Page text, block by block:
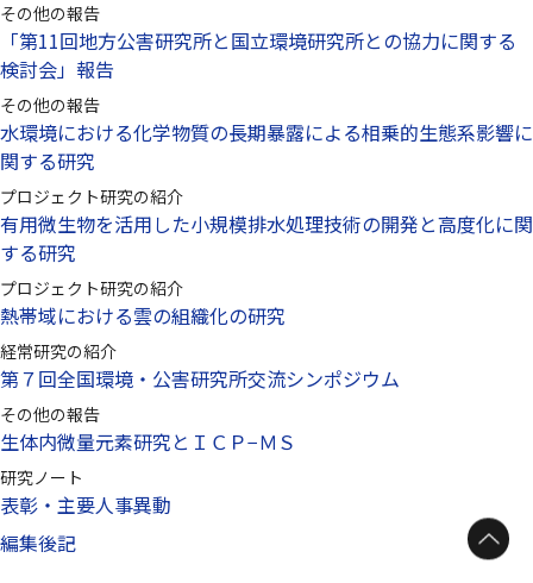
その他の報告
「第11回地方公害研究所と国立環境研究所との協力に関する
検討会」報告
その他の報告
水環境における化学物質の長期暴露による相乗的生態系影響に
関する研究
プロジェクト研究の紹介
有用微生物を活用した小規模排水処理技術の開発と高度化に関
する研究
プロジェクト研究の紹介
熱帯域における雲の組織化の研究
経常研究の紹介
第７回全国環境・公害研究所交流シンポジウム
その他の報告
生体内微量元素研究とＩＣＰ−ＭＳ
研究ノート
表彰・主要人事異動
編集後記